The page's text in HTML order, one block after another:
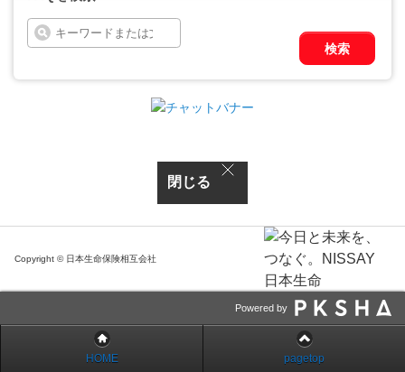
検索
閉じる
Copyright © 日本生命保険相互会社
Powered by
HOME pagetop